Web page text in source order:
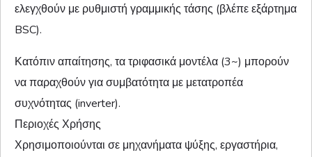
ελεγχθούν με ρυθμιστή γραμμικής τάσης (βλέπε εξάρτημα
BSC).
Κατόπιν απαίτησης, τα τριφασικά μοντέλα (3~) μπορούν
να παραχθούν για συμβατότητα με μετατροπέα
συχνότητας (inverter).
Περιοχές Χρήσης
Χρησιμοποιούνται σε μηχανήματα ψύξης, εργαστήρια,